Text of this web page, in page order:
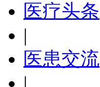
医疗头条
|
医患交流